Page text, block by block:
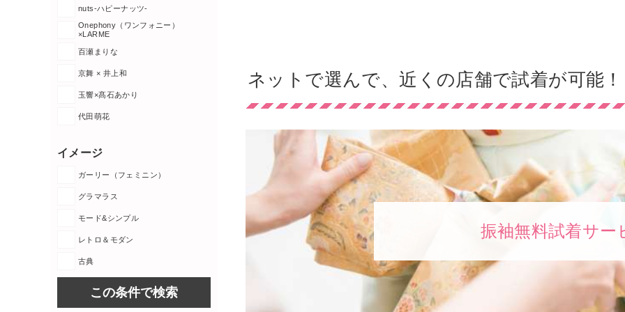
ネットで選んで、近くの店舗で試着が可能！
振袖無料試着サー
nuts-ハピーナッツ-
Onephony（ワンフォニー）
×LARME
百瀬まりな
京舞 × 井上和
玉響×髙石あかり
代田萌花
イメージ
ガーリー（フェミニン）
グラマラス
モード&シンプル
レトロ＆モダン
古典
この条件で検索